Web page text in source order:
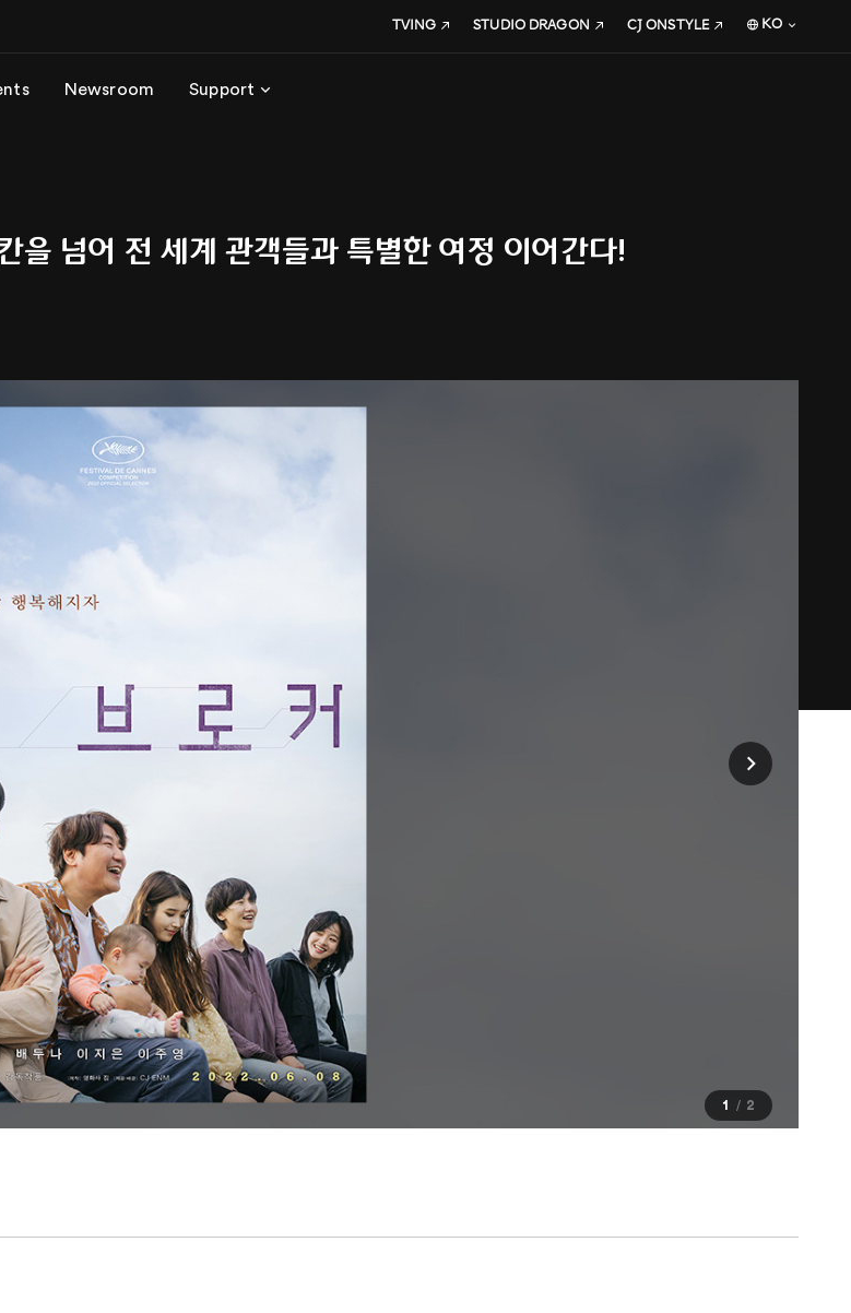
Newsroom Support
TVING STUDIO DRAGON CJ ONSTYLE KO
을 넘어 전 세계 관객들과 특별한 여정 이어간다!
1 2